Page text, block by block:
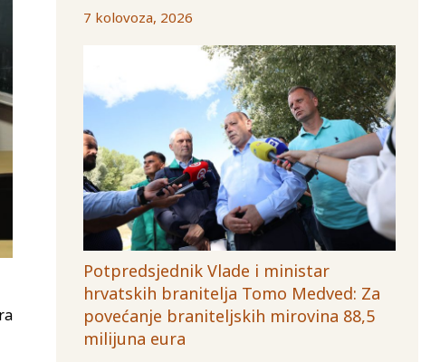
7 kolovoza, 2026
Potpredsjednik Vlade i ministar
hrvatskih branitelja Tomo Medved: Za
povećanje braniteljskih mirovina 88,5
milijuna eura